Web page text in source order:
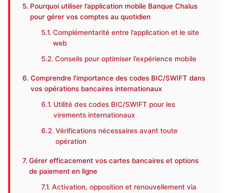
Pourquoi utiliser l’application mobile Banque Chalus
pour gérer vos comptes au quotidien
Complémentarité entre l’application et le site
web
Conseils pour optimiser l’expérience mobile
Comprendre l’importance des codes BIC/SWIFT dans
vos opérations bancaires internationaux
Utilité des codes BIC/SWIFT pour les
virements internationaux
Vérifications nécessaires avant toute
opération
Gérer efficacement vos cartes bancaires et options
de paiement en ligne
Activation, opposition et renouvellement via